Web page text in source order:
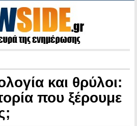
και θρύλοι:
που ξέρουμε